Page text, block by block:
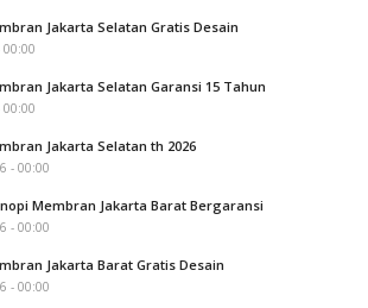
Jakarta Selatan Gratis Desain
00:00
Jakarta Selatan Garansi 15 Tahun
00:00
Jakarta Selatan th 2026
- 00:00
Membran Jakarta Barat Bergaransi
- 00:00
Jakarta Barat Gratis Desain
- 00:00